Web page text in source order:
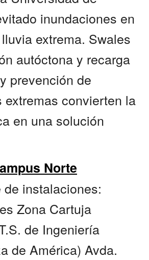
inundaciones en
extrema. Swales
autóctona y recarga
prevención de
extremas convierten la
en una solución
Norte
instalaciones:
Zona Cartuja
de Ingeniería
de América) Avda.